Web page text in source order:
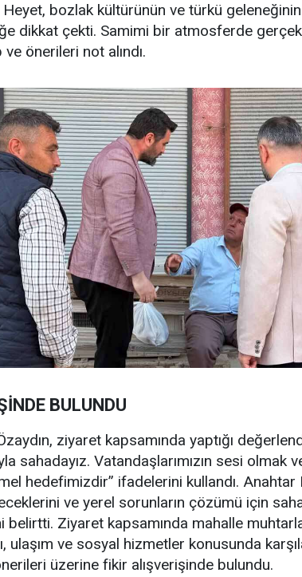
bozlak kültürünün ve türkü geleneğinin
dikkat çekti. Samimi bir atmosferde
önerileri not alındı.
BULUNDU
ziyaret kapsamında yaptığı
sahadayız. Vatandaşlarımızın sesi olmak
hedefimizdir” ifadelerini kullandı. Anahtar
ve yerel sorunların çözümü için
belirtti. Ziyaret kapsamında mahalle
ulaşım ve sosyal hizmetler konusunda
üzerine fikir alışverişinde bulundu.